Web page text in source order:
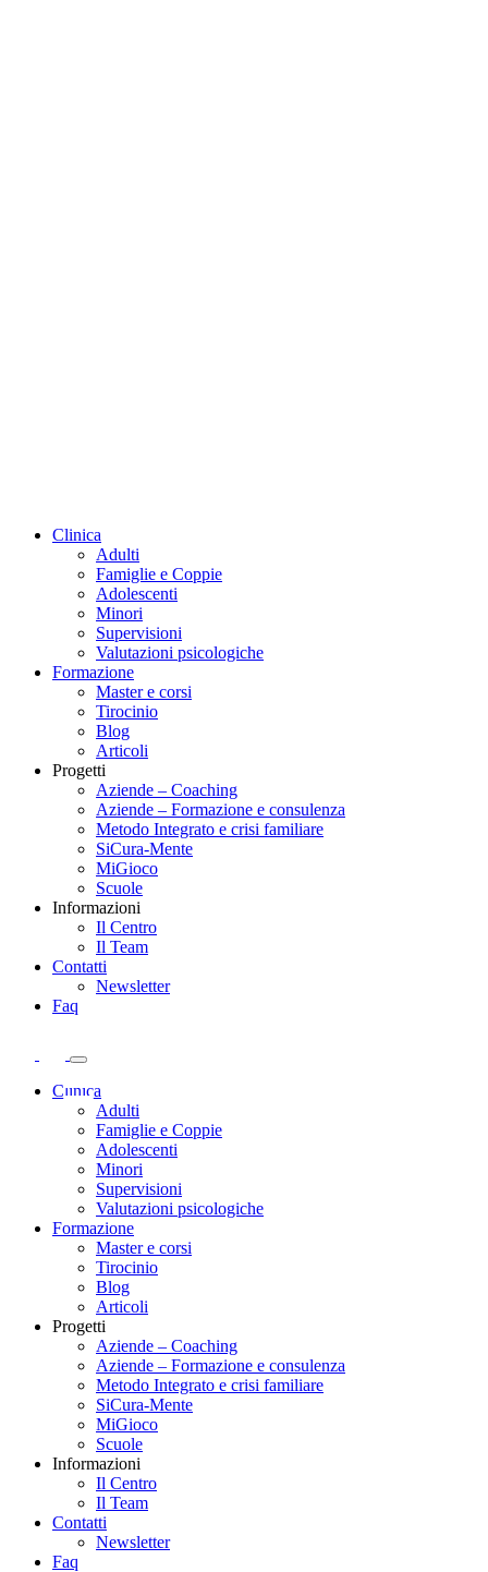
Clinica
Adulti
Famiglie e Coppie
Adolescenti
Minori
Supervisioni
Valutazioni psicologiche
Formazione
Master e corsi
Tirocinio
Blog
Articoli
Progetti
Aziende – Coaching
Aziende – Formazione e consulenza
Metodo Integrato e crisi familiare
SiCura-Mente
MiGioco
Scuole
Informazioni
Il Centro
Il Team
Contatti
Newsletter
Faq
Clinica
Adulti
Famiglie e Coppie
Adolescenti
Minori
Supervisioni
Valutazioni psicologiche
Formazione
Master e corsi
Tirocinio
Blog
Articoli
Progetti
Aziende – Coaching
Aziende – Formazione e consulenza
Metodo Integrato e crisi familiare
SiCura-Mente
MiGioco
Scuole
Informazioni
Il Centro
Il Team
Contatti
Newsletter
Faq